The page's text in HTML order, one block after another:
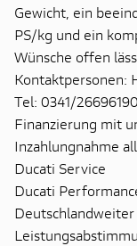
Gewicht, ein
PS/kg und ein
Wünsche offen
Kontaktpersonen:
Tel: 0341/26696190
Finanzierung mit
Inzahlungnahme
Ducati Service
Ducati